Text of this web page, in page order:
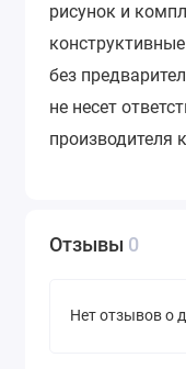
рисунок и
без
не несет
производителя
Отзывы 0
Нет отзывов о